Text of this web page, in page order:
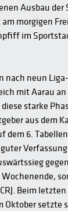
Ausbau der
morgigen
im
nach neun
mit Aarau an
starke
aus dem
dem 6.
Wochenende,
Beim
Oktober setzte